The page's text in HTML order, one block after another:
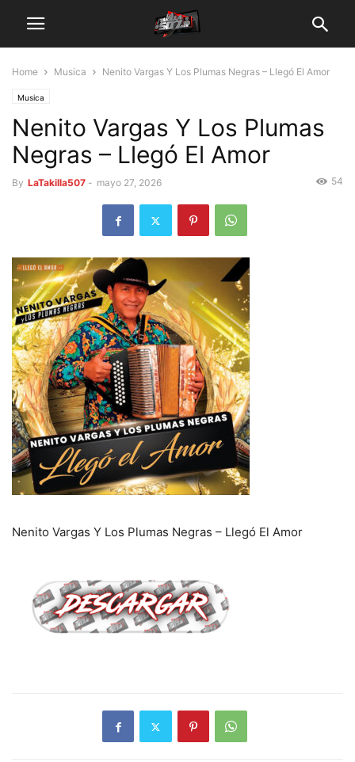
Home Musica Nenito Vargas Y Los Plumas Negras – Llegó El Amor
Musica
Nenito Vargas Y Los Plumas
Negras – Llegó El Amor
By LaTakilla507 - mayo 27, 2026 54
Nenito Vargas Y Los Plumas Negras – Llegó El Amor